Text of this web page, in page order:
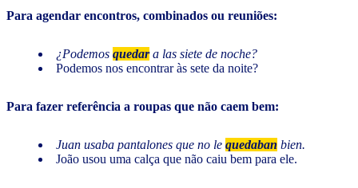
Para agendar encontros, combinados ou reuniões:
¿Podemos quedara las siete de noche?
Podemos nos encontrar às sete da noite?
Para fazer referência a roupas que não caem bem:
Juan usaba pantalones que no le quedaban bien.
João usou uma calça que não caiu bem para ele.